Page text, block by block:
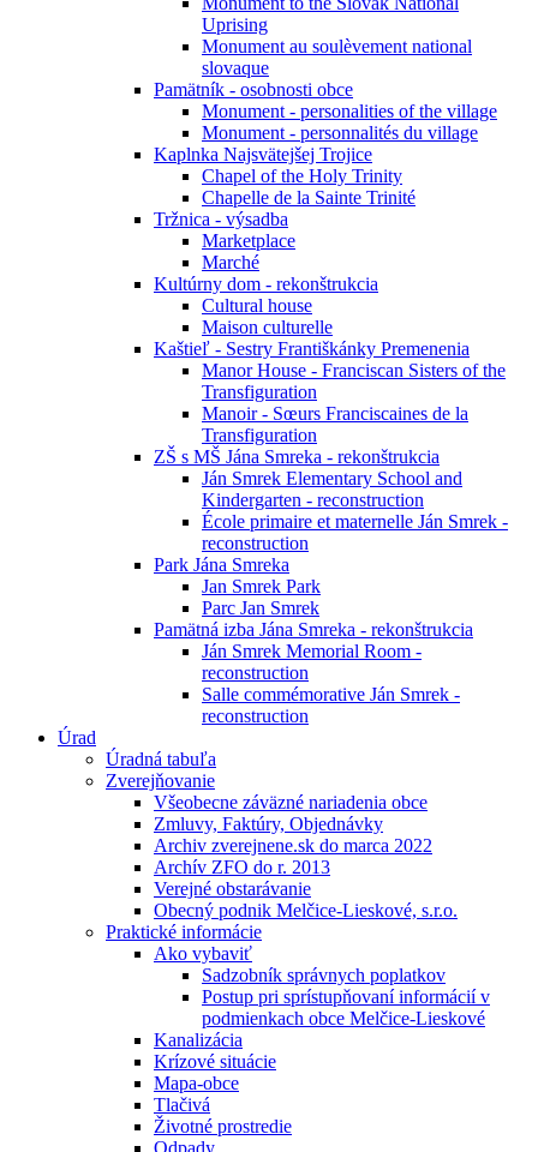
Uprising
Monument au soulèvement national
slovaque
Pamätník - osobnosti obce
Monument - personalities of the village
Monument - personnalités du village
Kaplnka Najsvätejšej Trojice
Chapel of the Holy Trinity
Chapelle de la Sainte Trinité
Tržnica - výsadba
Marketplace
Marché
Kultúrny dom - rekonštrukcia
Cultural house
Maison culturelle
Kaštieľ - Sestry Františkánky Premenenia
Manor House - Franciscan Sisters of the
Transfiguration
Manoir - Sœurs Franciscaines de la
Transfiguration
ZŠ s MŠ Jána Smreka - rekonštrukcia
Ján Smrek Elementary School and
Kindergarten - reconstruction
École primaire et maternelle Ján Smrek -
reconstruction
Park Jána Smreka
Jan Smrek Park
Parc Jan Smrek
Pamätná izba Jána Smreka - rekonštrukcia
Ján Smrek Memorial Room -
reconstruction
Salle commémorative Ján Smrek -
reconstruction
Úrad
Úradná tabuľa
Zverejňovanie
Všeobecne záväzné nariadenia obce
Zmluvy, Faktúry, Objednávky
Archiv zverejnene.sk do marca 2022
Archív ZFO do r. 2013
Verejné obstarávanie
Obecný podnik Melčice-Lieskové, s.r.o.
Praktické informácie
Ako vybaviť
Sadzobník správnych poplatkov
Postup pri sprístupňovaní informácií v
podmienkach obce Melčice-Lieskové
Kanalizácia
Krízové situácie
Mapa-obce
Tlačivá
Životné prostredie
Odpady